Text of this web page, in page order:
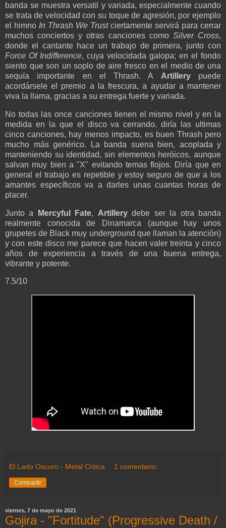
banda se muestra versatil y variada, especialmente cuando
se trata de velocidad con su toque de agresión, por ejemplo
el himno In Thrash We Trustciertamente servirá para cerrar
muchos conciertos y otras canciones como Silver Cross,
donde el cantante hace un trabajo de primera, junto con
Force Of Indifference, cuya velocidada galopa; en el fondo
siento que son un soplo de aire fresco en el medio de una
sequía importante en el Thrash. A Artillerypuede
acordársele el premio a la frescura, a ayudar a mantener
viva la llama, gracias a su entrega fuerte y variada.
No todas las once canciones tienen el mismo nivel y en la
medida en la que el disco va cerrando, diría las ultimas
cinco canciones, hay menos impacto, es buen Thrash pero
mucho más genérico. La banda suena bien, acoplada y
manteniendo su identidad, sin elementos heróicos, aunque
salvan muy bien a "X" evitando temas flojos. Diría que en
general el trabajo es repetible y estoy seguro de que a los
amantes específicos va a darles unas cuantas horas de
placer.
Junto a Mercyful Fate, Artillerydebe ser la otra banda
realmente conocida de Dinamarca (aunque hay unos
grupetes de Black muy underground que llaman la atención)
y con este disco me parece que hacen valer treinta y cinco
años de experiencia a través de una buena entrega,
vibrante y potente.
7.5/10
El Lado Oscuro - Metal Critica 1 comentario:
Compartir
viernes, 7 de mayo de 2021
Gojira - "Fortitude" (Progressive Death /